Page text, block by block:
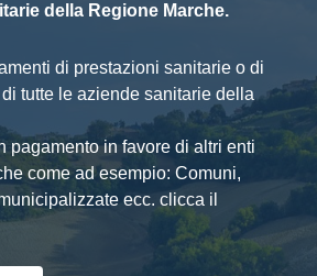
della Regione Marche.
di prestazioni sanitarie o di
tutte le aziende sanitarie della
pagamento in favore di altri enti
come ad esempio: Comuni,
ecc. clicca il